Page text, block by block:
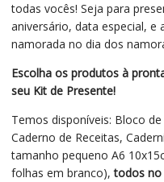
todas vocês! Seja para
aniversário, data especial, e
namorada no dia dos
Escolha os produtos à
seu Kit de Presente!
Temos disponíveis: Bloco
Caderno de Receitas,
tamanho pequeno A6
folhas em branco),todos no